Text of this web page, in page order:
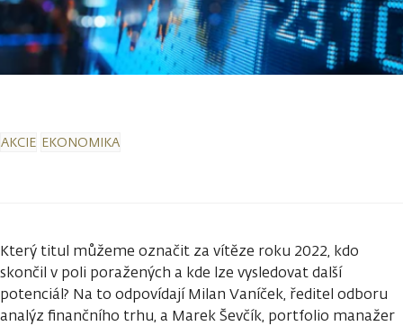
AKCIE EKONOMIKA
Který titul můžeme označit za vítěze roku 2022, kdo
skončil v poli poražených a kde lze vysledovat další
potenciál? Na to odpovídají Milan Vaníček, ředitel odboru
analýz finančního trhu, a Marek Ševčík, portfolio manažer